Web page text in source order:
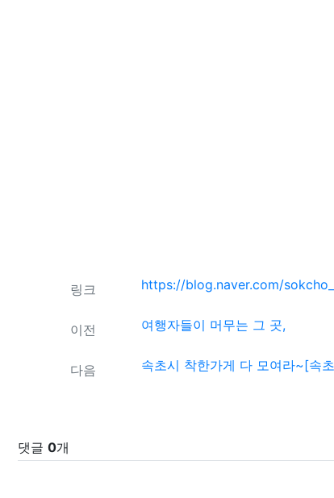
관련자료
링크 https://blog.naver.com/
이전 여행자들이 머무는 그 곳,
다음 속초시 착한가게 다 모여라~[속
댓글 0개